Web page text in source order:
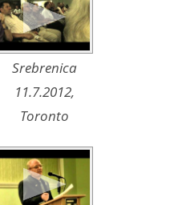
Srebrenica
11.7.2012,
Toronto